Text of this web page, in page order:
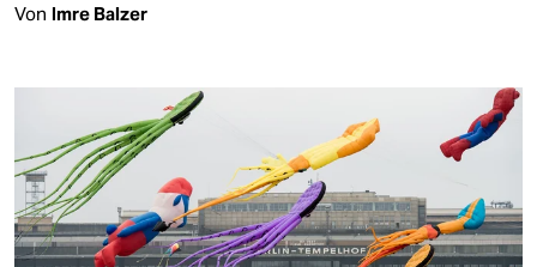
Von Imre Balzer